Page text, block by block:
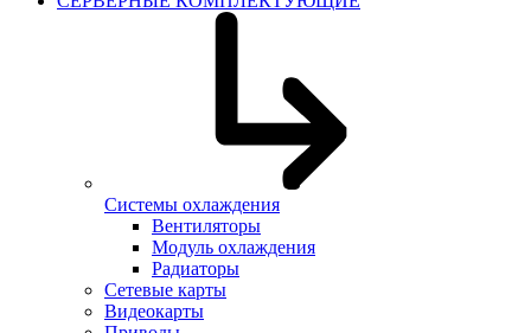
Системы охлаждения
Вентиляторы
Модуль охлаждения
Радиаторы
Сетевые карты
Видеокарты